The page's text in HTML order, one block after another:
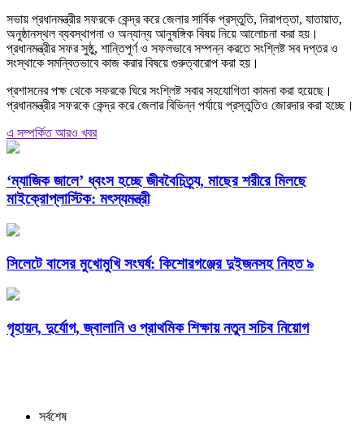
সভায় প্রধানমন্ত্রীর সফরকে কেন্দ্র করে জেলার সার্বিক প্রস্তুতি, নিরাপত্তা, যাতায়াত,
অনুষ্ঠানস্থল ব্যবস্থাপনা ও অন্যান্য আনুষঙ্গিক বিষয় নিয়ে আলোচনা করা হয়।
প্রধানমন্ত্রীর সফর সুষ্ঠু, শান্তিপূর্ণ ও সফলভাবে সম্পন্ন করতে সংশ্লিষ্ট সব দপ্তর ও
সংস্থাকে সমন্বিতভাবে কাজ করার বিষয়ে গুরুত্বারোপ করা হয়।
প্রশাসনের পক্ষ থেকে সফরকে ঘিরে সংশ্লিষ্ট সবার সহযোগিতা কামনা করা হয়েছে।
প্রধানমন্ত্রীর সফরকে কেন্দ্র করে জেলার বিভিন্ন পর্যায়ে প্রস্তুতিও জোরদার করা হচ্ছে।
এ সম্পর্কিত আরও খবর
‘ম্যাজিক জালে’ ধ্বংস হচ্ছে জীববৈচিত্র্য, মাছের শরীরে মিলছে
মাইক্রোপ্লাস্টিক: মৎস্যমন্ত্রী
সিলেটে বাসের মুখোমুখি সংঘর্ষ: কিশোরগঞ্জের দুইজনসহ নিহত ৯
গৃহায়ন, দুর্যোগ, জ্বালানি ও প্রাথমিক শিক্ষায় নতুন সচিব নিয়োগ
সর্বশেষ